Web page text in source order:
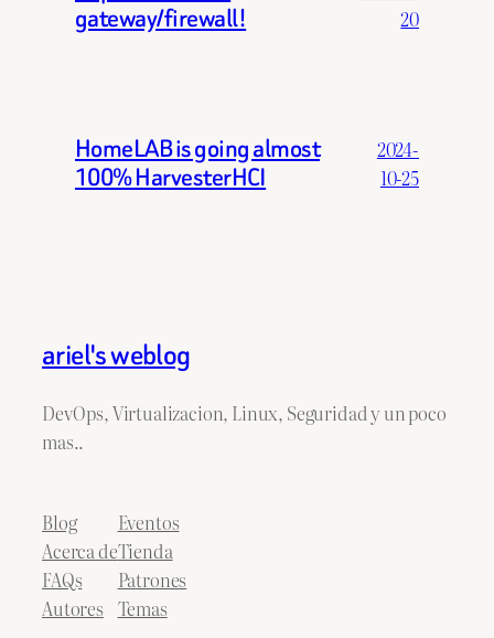
gateway/firewall!
20
HomeLAB is going almost
100% HarvesterHCI
2024-
10-25
ariel's weblog
DevOps, Virtualizacion, Linux, Seguridad y un poco
mas..
Blog
Acerca de
FAQs
Autores
Eventos
Tienda
Patrones
Temas